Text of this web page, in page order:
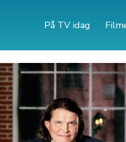
På TV idag